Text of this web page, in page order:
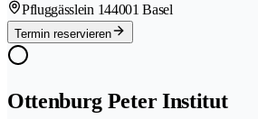
Pfluggässlein 144001 Basel
Termin reservieren
Ottenburg Peter Institut